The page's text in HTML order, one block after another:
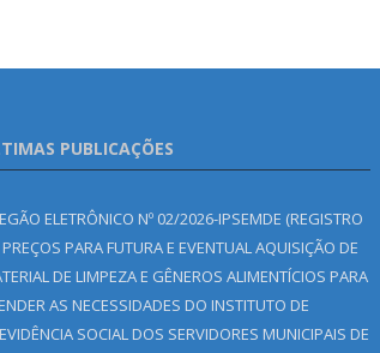
PUBLICAÇÕES
ELETRÔNICO Nº 02/2026-IPSEMDE (REGISTRO
PARA FUTURA E EVENTUAL AQUISIÇÃO DE
DE LIMPEZA E GÊNEROS ALIMENTÍCIOS PARA
AS NECESSIDADES DO INSTITUTO DE
SOCIAL DOS SERVIDORES MUNICIPAIS DE